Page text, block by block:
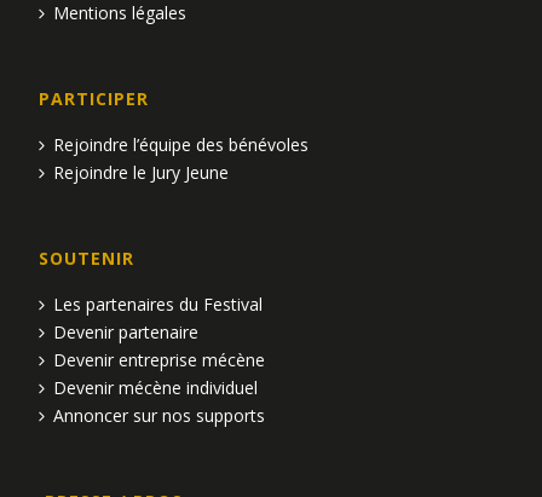
Mentions légales
PARTICIPER
Rejoindre l’équipe des bénévoles
Rejoindre le Jury Jeune
SOUTENIR
Les partenaires du Festival
Devenir partenaire
Devenir entreprise mécène
Devenir mécène individuel
Annoncer sur nos supports